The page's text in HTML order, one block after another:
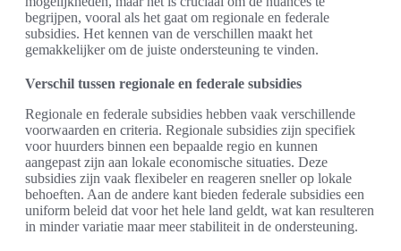
begrijpen, vooral als het gaat om regionale en federale
subsidies. Het kennen van de verschillen maakt het
gemakkelijker om de juiste ondersteuning te vinden.
Verschil tussen regionale en federale subsidies
Regionale en federale subsidies hebben vaak verschillende
voorwaarden en criteria. Regionale subsidies zijn specifiek
voor huurders binnen een bepaalde regio en kunnen
aangepast zijn aan lokale economische situaties. Deze
subsidies zijn vaak flexibeler en reageren sneller op lokale
behoeften. Aan de andere kant bieden federale subsidies een
uniform beleid dat voor het hele land geldt, wat kan resulteren
in minder variatie maar meer stabiliteit in de ondersteuning.